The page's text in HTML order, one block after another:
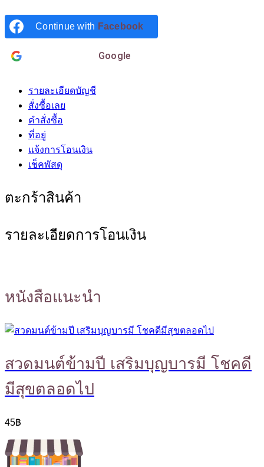
Continue with Facebook
Google
รายละเอียดบัญชี
สั่งซื้อเลย
คำสั่งซื้อ
ที่อยู่
แจ้งการโอนเงิน
เช็คพัสดุ
ตะกร้าสินค้า
รายละเอียดการโอนเงิน
หนังสือแนะนำ
สวดมนต์ข้ามปี เสริมบุญบารมี โชคดี
มีสุขตลอดไป
45฿